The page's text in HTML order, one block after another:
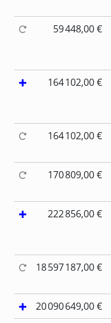
59 448,00 €
164 102,00 €
164 102,00 €
170 809,00 €
222 856,00 €
18 597 187,00 €
20 090 649,00 €